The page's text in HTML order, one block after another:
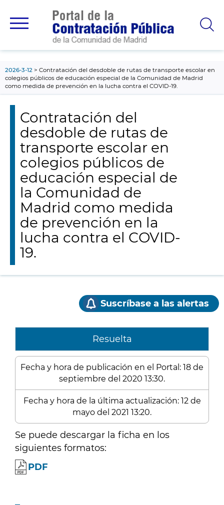
principal
2026-3-12
Contratación del desdoble de rutas de transporte escolar en
colegios públicos de educación especial de la Comunidad de Madrid
como medida de prevención en la lucha contra el COVID-19.
Contratación del
desdoble de rutas de
transporte escolar en
colegios públicos de
educación especial de
la Comunidad de
Madrid como medida
de prevención en la
lucha contra el COVID-
19.
Suscríbase a las alertas
Resuelta
Fecha y hora de publicación en el Portal: 18 de
septiembre del 2020 13:30.
Fecha y hora de la última actualización: 12 de
mayo del 2021 13:20.
Se puede descargar la ficha en los
siguientes formatos:
PDF